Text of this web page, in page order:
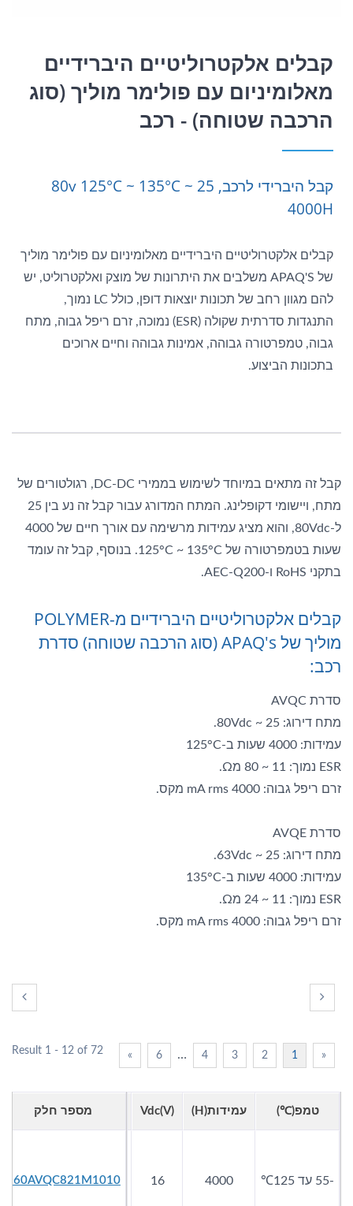
קבלים אלקטרוליטיים היברידיים
מאלומיניום עם פולימר מוליך (סוג
הרכבה שטוחה) - רכב
קבל היברידי לרכב, 25 ~ 80v 125°C ~ 135°C
4000H
קבלים אלקטרוליטיים היברידיים מאלומיניום עם פולימר מוליך
של APAQ'S משלבים את היתרונות של מוצק ואלקטרוליט, יש
להם מגוון רחב של תכונות יוצאות דופן, כולל LC נמוך,
התנגדות סדרתית שקולה (ESR) נמוכה, זרם ריפל גבוה, מתח
גבוה, טמפרטורה גבוהה, אמינות גבוהה וחיים ארוכים
בתכונות הביצוע.
קבל זה מתאים במיוחד לשימוש בממירי DC-DC, רגולטורים של
מתח, ויישומי דקופלינג. המתח המדורג עבור קבל זה נע בין 25
ל-80Vdc, והוא מציג עמידות מרשימה עם אורך חיים של 4000
שעות בטמפרטורה של 125°C ~ 135°C. בנוסף, קבל זה עומד
בתקני RoHS ו-AEC-Q200.
קבלים אלקטרוליטיים היברידיים מ-POLYMER
מוליך של APAQ's (סוג הרכבה שטוחה) סדרת
רכב:
סדרת AVQC
מתח דירוג: 25 ~ 80Vdc.
עמידות: 4000 שעות ב-125°C
ESR נמוך: 11 ~ 80 מΩ.
זרם ריפל גבוה: 4000 mA rms מקס.
סדרת AVQE
מתח דירוג: 25 ~ 63Vdc.
עמידות: 4000 שעות ב-135°C
ESR נמוך: 11 ~ 24 מΩ.
זרם ריפל גבוה: 4000 mA rms מקס.
Result 1 - 12 of 72 «
1
2
3
4
…
6
»
טמפ(℃) עמידות(h) Vdc(V) קיבול(µF)
-55 עד 125℃ 4000
16
820
18
מספר חלק
160AVQC821M1010